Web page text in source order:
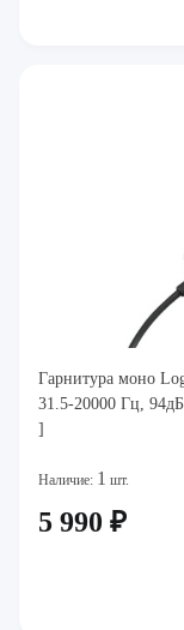
Гарнитура моно
31.5-20000 Гц,
]
Наличие: 1 шт.
5 990 ₽